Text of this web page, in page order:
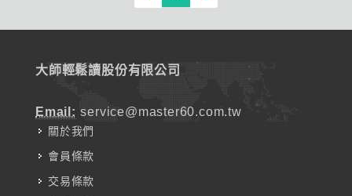
大師輕鬆讀股份有限公司
Email: service@master60.com.tw
關於我們
會員條款
交易條款